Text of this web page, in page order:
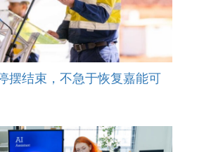
摆结束，不急于恢复嘉能可